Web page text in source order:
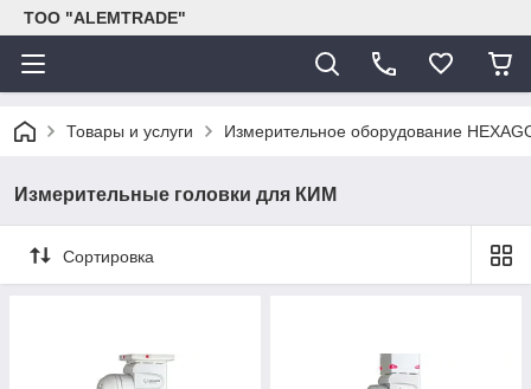
ТОО "ALEMTRADE"
Товары и услуги Измерительное оборудование
Измерительные головки для КИМ
Сортировка